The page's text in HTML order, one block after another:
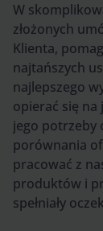
W
złożonych
Klienta,
najtańszych
najlepszego
opierać się
jego potrzeby
porównania
pracować z
produktów i
spełniały